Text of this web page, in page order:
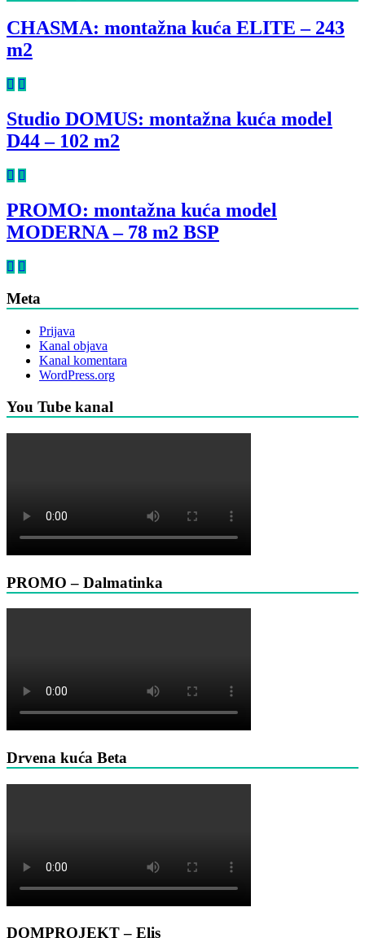
CHASMA: montažna kuća ELITE – 243
m2
Studio DOMUS: montažna kuća model
D44 – 102 m2
PROMO: montažna kuća model
MODERNA – 78 m2 BSP
Meta
Prijava
Kanal objava
Kanal komentara
WordPress.org
You Tube kanal
PROMO – Dalmatinka
Drvena kuća Beta
DOMPROJEKT – Elis